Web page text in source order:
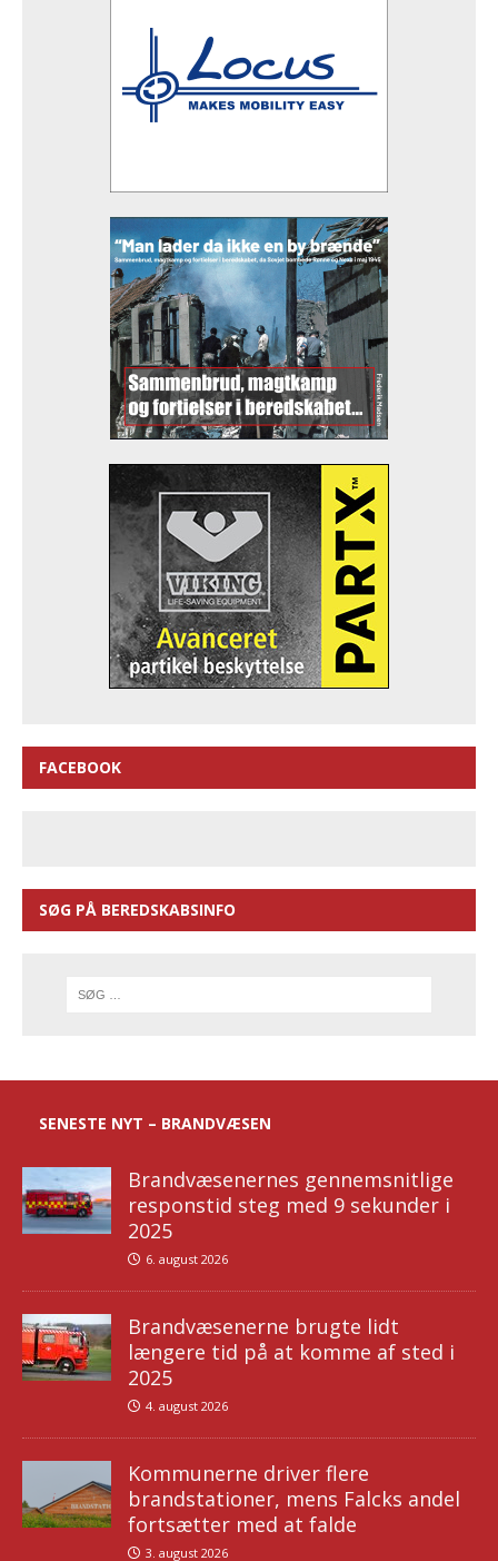
FACEBOOK
SØG PÅ BEREDSKABSINFO
SENESTE NYT – BRANDVÆSEN
Brandvæsenernes gennemsnitlige
responstid steg med 9 sekunder i
2025
6. august 2026
Brandvæsenerne brugte lidt
længere tid på at komme af sted i
2025
4. august 2026
Kommunerne driver flere
brandstationer, mens Falcks andel
fortsætter med at falde
3. august 2026